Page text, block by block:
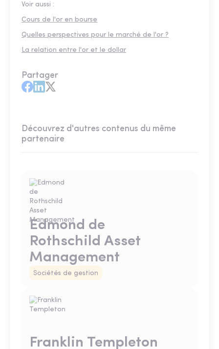
Voir aussi :
Cours de l'or en bourse
Quelles perspectives pour le marché de l'or ?
La relation entre l'or et le dollar
Partager
Découvrez d'autres contenus du même
partenaire
Edmond de
Rothschild Asset
Management
Sociétés de gestion
Franklin Templeton